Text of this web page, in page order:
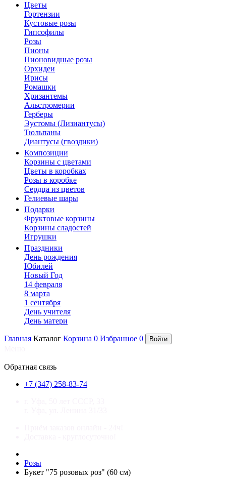
Цветы
Гортензии
Кустовые розы
Гипсофилы
Розы
Пионы
Пионовидные розы
Орхидеи
Ирисы
Ромашки
Хризантемы
Альстромерии
Герберы
Эустомы (Лизиантусы)
Тюльпаны
Диантусы (гвоздики)
Композиции
Корзины с цветами
Цветы в коробках
Розы в коробке
Сердца из цветов
Гелиевые шары
Подарки
Фруктовые корзины
Корзины сладостей
Игрушки
Праздники
День рождения
Юбилей
Новый Год
14 февраля
8 марта
1 сентября
День учителя
День матери
Главная Каталог Корзина 0 Избранное 0 Войти
Обратная связь
+7 (347) 258-83-74
Розы
Букет "75 розовых роз" (60 см)